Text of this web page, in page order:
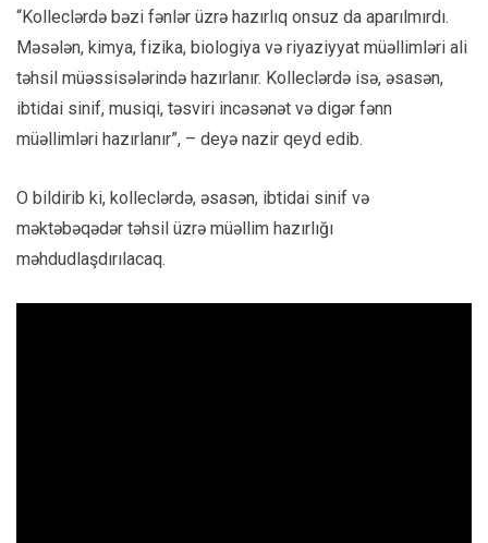
“Kolleclərdə bəzi fənlər üzrə hazırlıq onsuz da aparılmırdı.
Məsələn, kimya, fizika, biologiya və riyaziyyat müəllimləri ali
təhsil müəssisələrində hazırlanır. Kolleclərdə isə, əsasən,
ibtidai sinif, musiqi, təsviri incəsənət və digər fənn
müəllimləri hazırlanır”, – deyə nazir qeyd edib.
O bildirib ki, kolleclərdə, əsasən, ibtidai sinif və
məktəbəqədər təhsil üzrə müəllim hazırlığı
məhdudlaşdırılacaq.